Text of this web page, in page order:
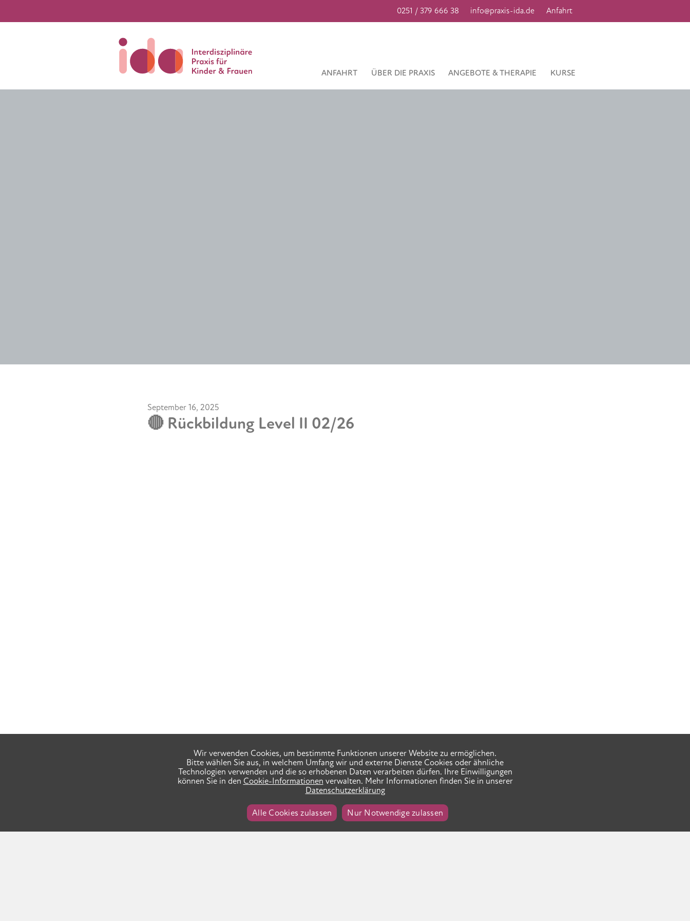
0251 / 379 666 38 info@praxis-ida.de Anfahrt
ANFAHRT ÜBER DIE PRAXIS ANGEBOTE & THERAPIE KURSE
September 16, 2025
🔴 Rückbildung Level II 02/26
Wir verwenden Cookies, um bestimmte Funktionen unserer Website zu ermöglichen.
Bitte wählen Sie aus, in welchem Umfang wir und externe Dienste Cookies oder ähnliche
Technologien verwenden und die so erhobenen Daten verarbeiten dürfen. Ihre Einwilligungen
können Sie in den Cookie-Informationen verwalten. Mehr Informationen finden Sie in unserer
Datenschutzerklärung
Alle Cookies zulassen Nur Notwendige zulassen